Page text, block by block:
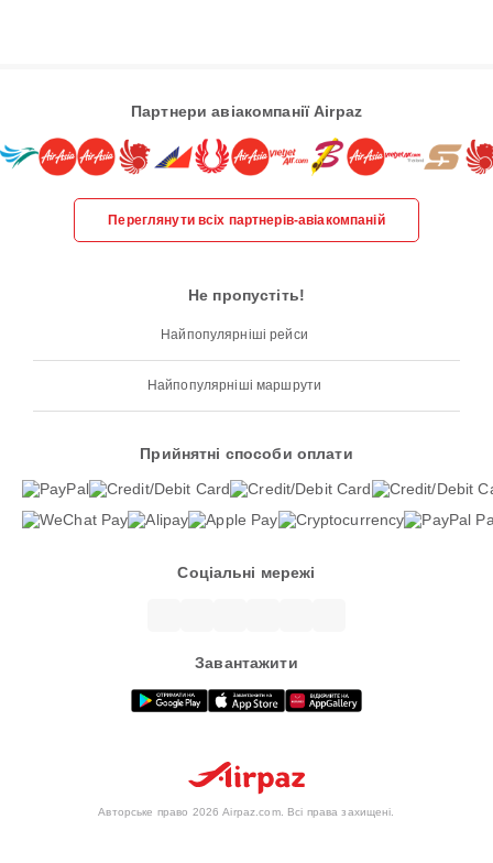
Партнери авіакомпанії Airpaz
Переглянути всіх партнерів-авіакомпаній
Не пропустіть!
Найпопулярніші рейси
Найпопулярніші маршрути
Прийнятні способи оплати
Соціальні мережі
Завантажити
Авторське право 2026 Airpaz.com. Всі права захищені.